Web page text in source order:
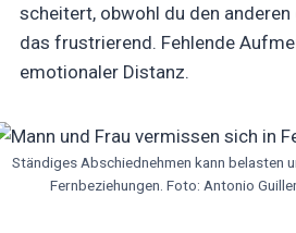
scheitert, obwohl du den
das frustrierend. Fehlende
emotionaler Distanz.
Ständiges Abschiednehmen kann belasten
Fernbeziehungen. Foto: Antonio